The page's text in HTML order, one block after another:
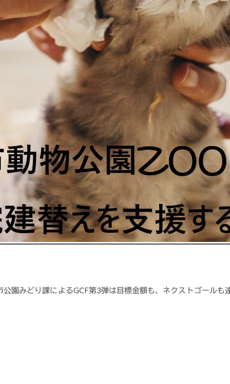
園みどり課によるGCF第3弾は目標金額も、ネクストゴールも